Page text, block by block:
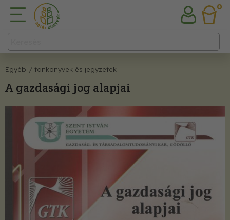
0
Egyéb / tankönyvek és jegyzetek
A gazdasági jog alapjai